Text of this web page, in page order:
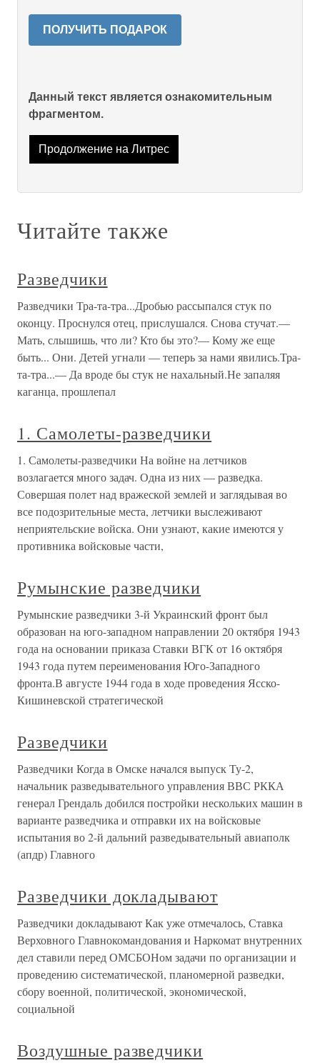
ПОЛУЧИТЬ ПОДАРОК
Данный текст является ознакомительным
фрагментом.
Продолжение на Литрес
Читайте также
Разведчики
Разведчики Тра-та-тра...Дробью рассыпался стук по
оконцу. Проснулся отец, прислушался. Снова стучат.—
Мать, слышишь, что ли? Кто бы это?— Кому же еще
быть... Они. Детей угнали — теперь за нами явились.Тра-
та-тра...— Да вроде бы стук не нахальный.Не запаляя
каганца, прошлепал
1. Самолеты-разведчики
1. Самолеты-разведчики На войне на летчиков
возлагается много задач. Одна из них — разведка.
Совершая полет над вражеской землей и заглядывая во
все подозрительные места, летчики выслеживают
неприятельские войска. Они узнают, какие имеются у
противника войсковые части,
Румынские разведчики
Румынские разведчики 3-й Украинский фронт был
образован на юго-западном направлении 20 октября 1943
года на основании приказа Ставки ВГК от 16 октября
1943 года путем переименования Юго-Западного
фронта.В августе 1944 года в ходе проведения Ясско-
Кишиневской стратегической
Разведчики
Разведчики Когда в Омске начался выпуск Ту-2,
начальник разведывательного управления ВВС РККА
генерал Грендаль добился постройки нескольких машин в
варианте разведчика и отправки их на войсковые
испытания во 2-й дальний разведывательный авиаполк
(апдр) Главного
Разведчики докладывают
Разведчики докладывают Как уже отмечалось, Ставка
Верховного Главнокомандования и Наркомат внутренних
дел ставили перед ОМСБОНом задачи по организации и
проведению систематической, планомерной разведки,
сбору военной, политической, экономической,
социальной
Воздушные разведчики